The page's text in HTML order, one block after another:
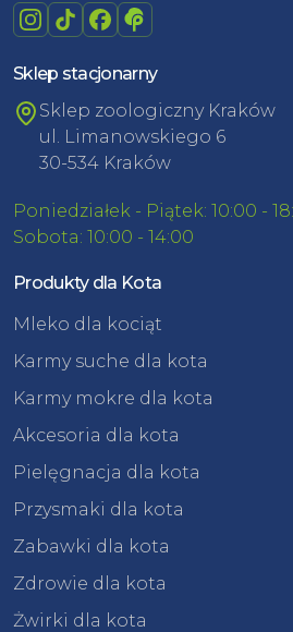
Sklep stacjonarny
Sklep zoologiczny Kraków
ul. Limanowskiego 6
30-534 Kraków
Poniedziałek - Piątek: 10:00 -
Sobota: 10:00 - 14:00
Produkty dla Kota
Mleko dla kociąt
Karmy suche dla kota
Karmy mokre dla kota
Akcesoria dla kota
Pielęgnacja dla kota
Przysmaki dla kota
Zabawki dla kota
Zdrowie dla kota
Żwirki dla kota